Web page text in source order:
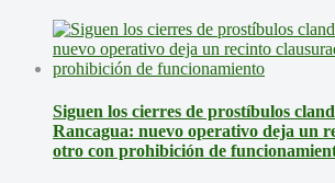
Siguen los cierres de prostíbulos
Rancagua: nuevo operativo deja un
otro con prohibición de